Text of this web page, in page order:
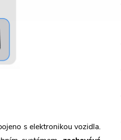
s elektronikou vozidla.